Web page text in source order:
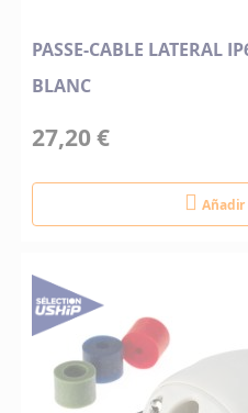
PASSE-CABLE LATERAL
BLANC
27,20 €